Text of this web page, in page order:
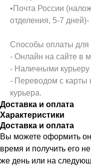
•Почта России
отделения, 5-7 дней)-
Способы оплаты для
- Онлайн на сайте в
- Наличными курьеру
- Переводом с карты
курьера.
Доставка и оплата
Характеристики
Доставка и оплата
Вы можете оформить
время и получить его
же день или на